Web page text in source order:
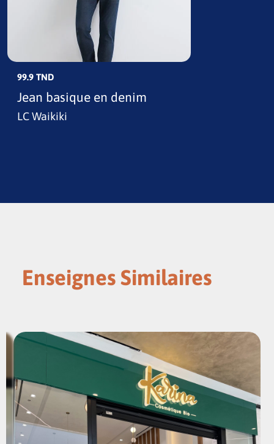
99.9 TND
Jean basique en denim
LC Waikiki
Enseignes Similaires